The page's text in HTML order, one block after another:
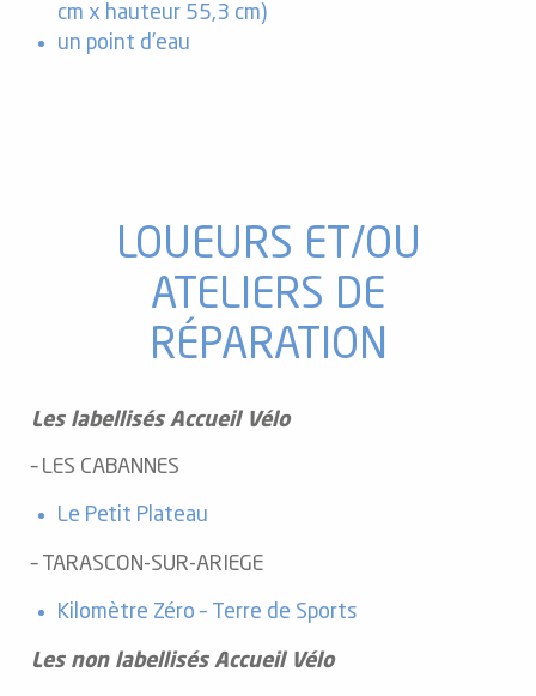
cm x hauteur 55,3 cm)
un point d’eau
LOUEURS ET/OU
ATELIERS DE
RÉPARATION
Les labellisés Accueil Vélo
– LES CABANNES
Le Petit Plateau
– TARASCON-SUR-ARIEGE
Kilomètre Zéro – Terre de Sports
Les non labellisésAccueil Vélo